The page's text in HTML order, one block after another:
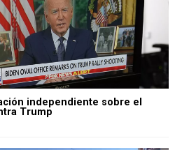
independiente sobre el
Trump